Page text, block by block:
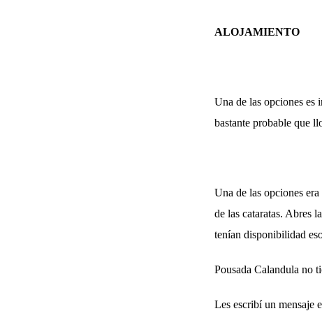
ALOJAMIENTO
Una de las opciones es
bastante probable que
Una de las opciones
de las cataratas. Abres
tenían disponibilidad
Pousada Calandula no
Les escribí un mensaje